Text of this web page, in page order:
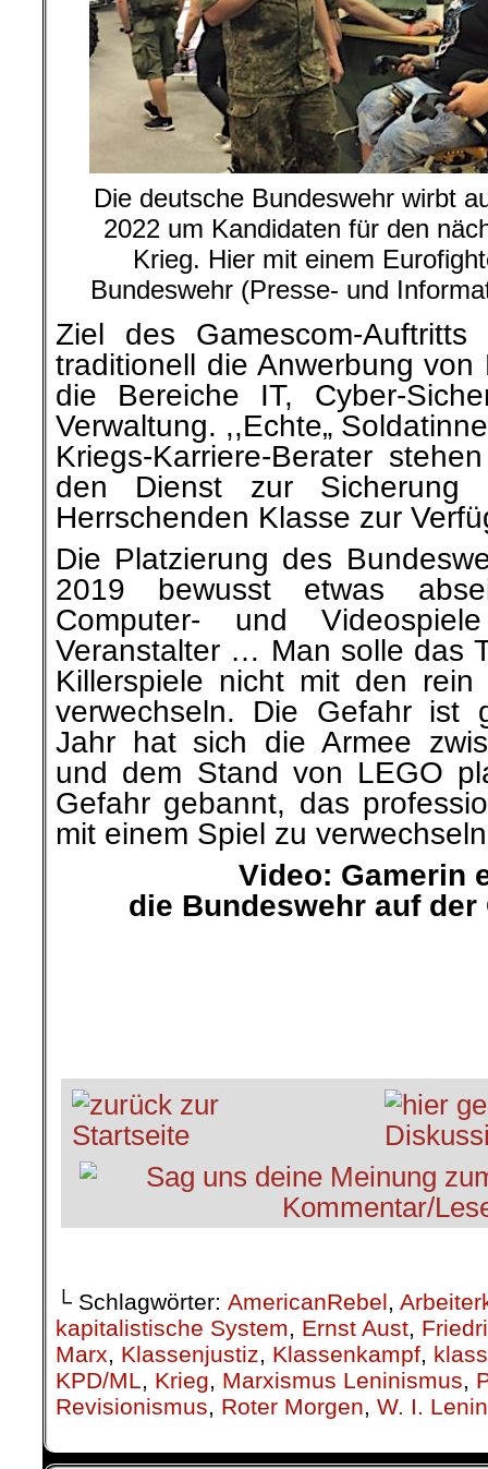
Die deutsche Bundeswehr wirbt
2022 um Kandidaten für den
Krieg. Hier mit einem
Bundeswehr (Presse- und
Ziel des Gamescom-
traditionell die Anwerbung von
die Bereiche IT, Cyber-
Verwaltung. ,,Echte„
Kriegs-Karriere-Berater
den Dienst zur Sicherung
Herrschenden Klasse zur
Die Platzierung des
2019 bewusst etwas
Computer- und
Veranstalter … Man solle das
Killerspiele nicht mit den rein
verwechseln. Die Gefahr ist
Jahr hat sich die Armee
und dem Stand von LEGO
Gefahr gebannt, das
mit einem Spiel zu
Video: Gamerin
die Bundeswehr auf der
└ Schlagwörter: AmericanRebel,
kapitalistische System, Ernst Aust,
Marx, Klassenjustiz, Klassenkampf,
KPD/ML, Krieg, Marxismus Leninismus,
Revisionismus, Roter Morgen, W. I. Lenin